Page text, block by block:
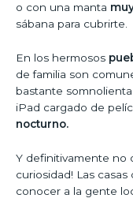
o con una manta
sábana para cubrirte.
En los hermosos
de familia son
bastante
iPad cargado de
nocturno.
Y definitivamente no
curiosidad! Las
conocer a la gente